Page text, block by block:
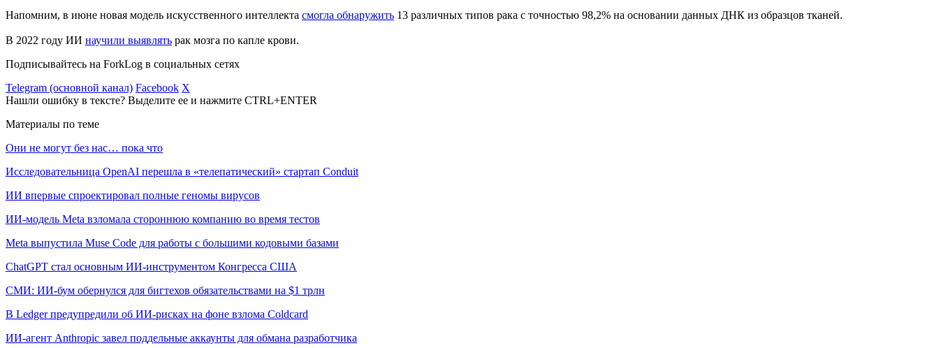
Напомним, в июне новая модель искусственного интеллекта смогла обнаружить 13 различных типов рака с точностью 98,2% на основании данных ДНК из образцов тканей.
В 2022 году ИИ научили выявлять рак мозга по капле крови.
Подписывайтесь на ForkLog в социальных сетях
Telegram (основной канал) Facebook X
Нашли ошибку в тексте? Выделите ее и нажмите CTRL+ENTER
Материалы по теме
Они не могут без нас… пока что
Исследовательница OpenAI перешла в «телепатический» стартап Conduit
ИИ впервые спроектировал полные геномы вирусов
ИИ-модель Meta взломала стороннюю компанию во время тестов
Meta выпустила Muse Code для работы с большими кодовыми базами
ChatGPT стал основным ИИ-инструментом Конгресса США
СМИ: ИИ-бум обернулся для бигтехов обязательствами на $1 трлн
В Ledger предупредили об ИИ-рисках на фоне взлома Coldcard
ИИ-агент Anthropic завел поддельные аккаунты для обмана разработчика